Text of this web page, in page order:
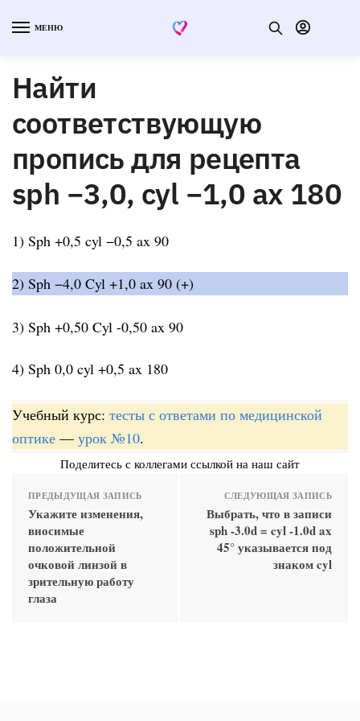
МЕНЮ
Найти
соответствующую
пропись для рецепта
sph −3,0, cyl −1,0 ax 180
1) Sph +0,5 cyl −0,5 ax 90
2) Sph −4,0 Cyl +1,0 ax 90 (+)
3) Sph +0,50 Cyl -0,50 ax 90
4) Sph 0,0 cyl +0,5 ax 180
Учебный курс: тесты с ответами по медицинской
оптике — урок №10.
Поделитесь с коллегами ссылкой на наш сайт
ПРЕДЫДУЩАЯ ЗАПИСЬ
Укажите изменения,
вносимые
положительной
очковой линзой в
зрительную работу
глаза
СЛЕДУЮЩАЯ ЗАПИСЬ
Выбрать, что в записи
sph -3.0d = cyl -1.0d ax
45° указывается под
знаком cyl